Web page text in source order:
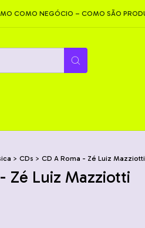
NEGÓCIO – COMO SÃO
> CDs > CD A Roma - Zé Luiz Mazziotti
Zé Luiz Mazziotti